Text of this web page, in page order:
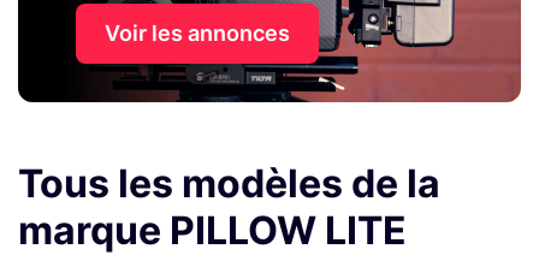
Voir les annonces
Tous les modèles de la
marque PILLOW LITE